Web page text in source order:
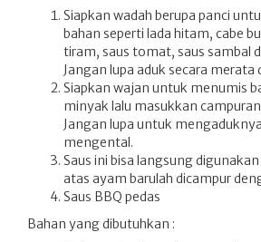
Siapkan wadah berupa panci
bahan seperti lada hitam, cabe
tiram, saus tomat, saus sambal
Jangan lupa aduk secara merata
Siapkan wajan untuk menumis
minyak lalu masukkan
Jangan lupa untuk
mengental.
Saus ini bisa langsung
atas ayam barulah dicampur
Saus BBQ pedas
Bahan yang dibutuhkan :